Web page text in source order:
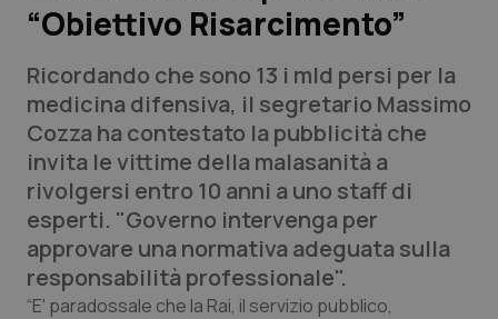
Lettere al direttore
Edizioni Regionali
QS Pro
Professionisti Sanitari.AI
Abruzzo
QS Pro Gold
“Obiettivo Risarcimento”
Ricordando che sono 13 i mld persi per la
medicina difensiva, il segretario Massimo
Cozza ha contestato la pubblicità che
invita le vittime della malasanità a
rivolgersi entro 10 anni a uno staff di
esperti. "Governo intervenga per
approvare una normativa adeguata sulla
responsabilità professionale".
“E' paradossale che la Rai, il servizio pubblico,